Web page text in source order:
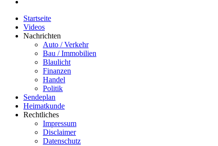
Startseite
Videos
Nachrichten
Auto / Verkehr
Bau / Immobilien
Blaulicht
Finanzen
Handel
Politik
Sendeplan
Heimatkunde
Rechtliches
Impressum
Disclaimer
Datenschutz